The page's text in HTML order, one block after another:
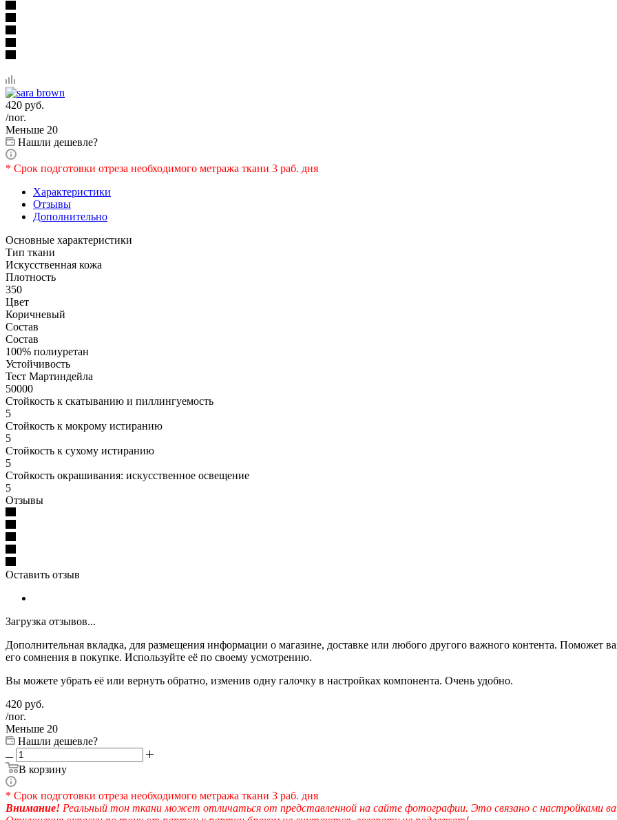
420 руб.
/пог.
Меньше 20
Нашли дешевле?
* Срок подготовки отреза необходимого метража ткани 3 раб. дня
Характеристики
Отзывы
Дополнительно
Основные характеристики
Тип ткани
Искусственная кожа
Плотность
350
Цвет
Коричневый
Состав
Состав
100% полиуретан
Устойчивость
Тест Мартиндейла
50000
Стойкость к скатыванию и пиллингуемость
5
Стойкость к мокрому истиранию
5
Стойкость к сухому истиранию
5
Стойкость окрашивания: искусственное освещение
5
Отзывы
Оставить отзыв
Загрузка отзывов...
Дополнительная вкладка, для размещения информации о магазине, доставке или любого другого важного контента. Поможет
его сомнения в покупке. Используйте её по своему усмотрению.
Вы можете убрать её или вернуть обратно, изменив одну галочку в настройках компонента. Очень удобно.
420 руб.
/пог.
Меньше 20
Нашли дешевле?
В корзину
* Срок подготовки отреза необходимого метража ткани 3 раб. дня
Внимание! Реальный тон ткани может отличаться от представленной на сайте фотографии. Это связано с настройками